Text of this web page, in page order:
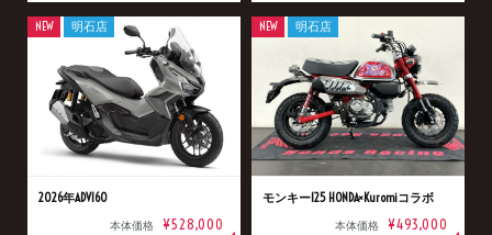
2026年ADV160
本体価格 ¥528,000
NEW 明石店
モンキー125 HONDA×Kuromiコラボ
本体価格 ¥493,000
NEW 明石店